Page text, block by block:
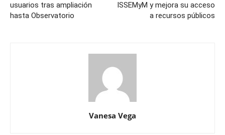
usuarios tras ampliación
hasta Observatorio
ISSEMyM y mejora su acceso
a recursos públicos
Vanesa Vega